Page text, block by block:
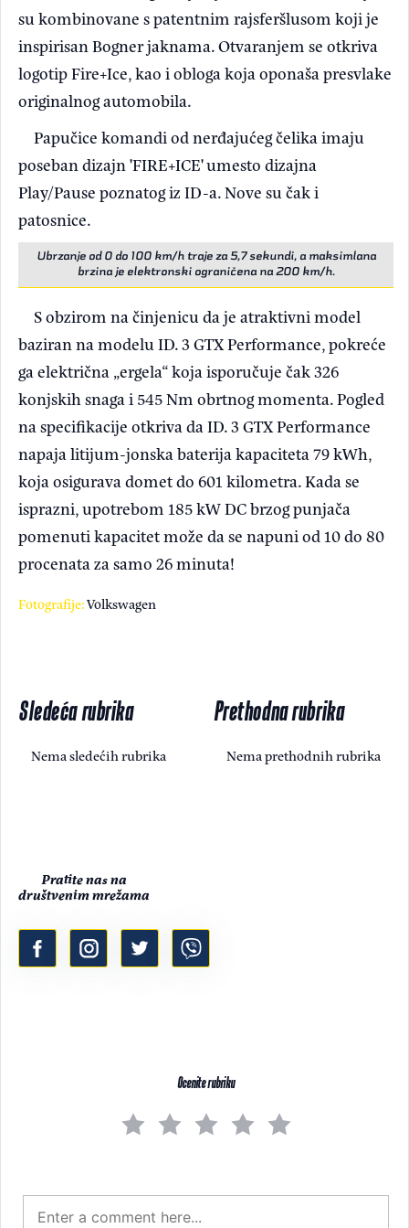
su kombinovane s patentnim rajsferšlusom koji je
inspirisan Bogner jaknama. Otvaranjem se otkriva
logotip Fire+Ice, kao i obloga koja oponaša presvlake
originalnog automobila.
Papučice komandi od nerđajućeg čelika imaju
poseban dizajn 'FIRE+ICE' umesto dizajna
Play/Pause poznatog iz ID-a. Nove su čak i
patosnice.
Ubrzanje od 0 do 100 km/h traje za 5,7 sekundi, a maksimlana
brzina je elektronski ograničena na 200 km/h.
S obzirom na činjenicu da je atraktivni model
baziran na modelu ID. 3 GTX Performance, pokreće
ga električna „ergela“ koja isporučuje čak 326
konjskih snaga i 545 Nm obrtnog momenta. Pogled
na specifikacije otkriva da ID. 3 GTX Performance
napaja litijum-jonska baterija kapaciteta 79 kWh,
koja osigurava domet do 601 kilometra. Kada se
isprazni, upotrebom 185 kW DC brzog punjača
pomenuti kapacitet može da se napuni od 10 do 80
procenata za samo 26 minuta!
Fotografije:Volkswagen
Sledeća rubrika
Nema sledećih rubrika
Prethodna rubrika
Nema prethodnih rubrika
Pratite nas na
društvenim mrežama
Ocenite rubriku